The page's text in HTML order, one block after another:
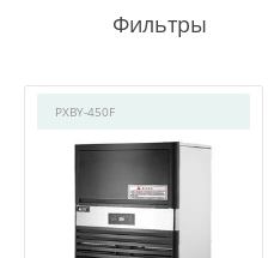
РХBY-450F